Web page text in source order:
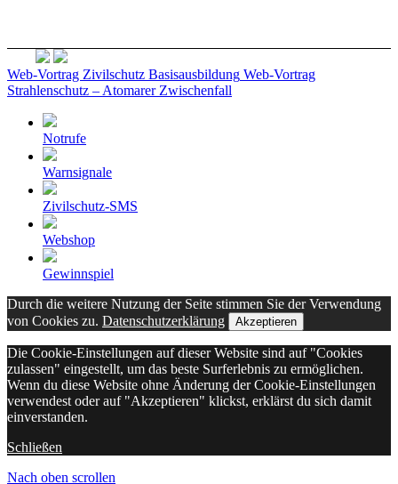
Web-Vortrag Zivilschutz Basisausbildung Web-Vortrag
Strahlenschutz – Atomarer Zwischenfall
Notrufe
Warnsignale
Zivilschutz-SMS
Webshop
Gewinnspiel
Durch die weitere Nutzung der Seite stimmen Sie der Verwendung
von Cookies zu. Datenschutzerklärung Akzeptieren
Die Cookie-Einstellungen auf dieser Website sind auf "Cookies
zulassen" eingestellt, um das beste Surferlebnis zu ermöglichen.
Wenn du diese Website ohne Änderung der Cookie-Einstellungen
verwendest oder auf "Akzeptieren" klickst, erklärst du sich damit
einverstanden.
Schließen
Nach oben scrollen